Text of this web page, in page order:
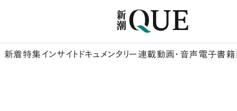
新着特集 インサイト ドキュメンタリー 連載動画・音声 電子書籍